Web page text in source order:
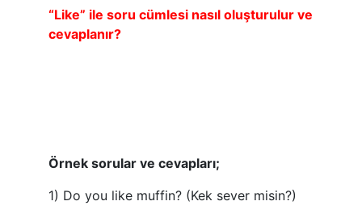
“Like” ile soru cümlesi nasıl oluşturulur ve
cevaplanır?
Örnek sorular ve cevapları;
1) Do you like muffin? (Kek sever misin?)